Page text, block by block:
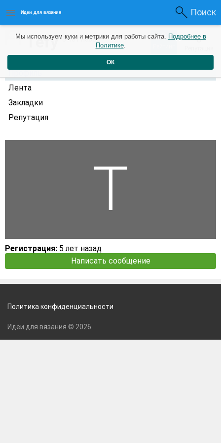
Идеи для вязания Поиск
Tefy 5 лет назад 0 0
Профиль
Лента
Закладки
Репутация
Регистрация: 5 лет назад
Написать сообщение
Мы используем куки и метрики для работы сайта. Подробнее в
Политике.
ОК
Политика конфиденциальности
Идеи для вязания © 2026